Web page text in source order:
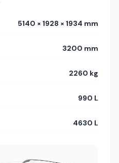
5140 × 1928 × 1934 mm
3200 mm
2260 kg
990 L
4630 L